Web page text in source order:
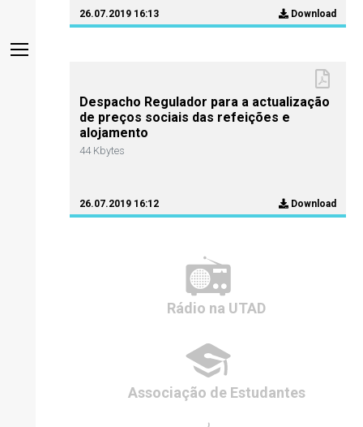
26.07.2019 16:13 Download
Despacho Regulador para a actualização
de preços sociais das refeições e
alojamento
44 Kbytes
26.07.2019 16:12 Download
Rádio na UTAD
Associação de Estudantes